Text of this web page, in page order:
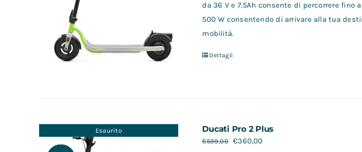
da 36 V e 7.5Ah consente di percorrere
500 W consentendo di arrivare alla tua
mobilità.
Dettagli
Esaurito Ducati Pro 2 Plus
€599,00 €360,00